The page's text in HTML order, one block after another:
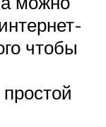
чтобы